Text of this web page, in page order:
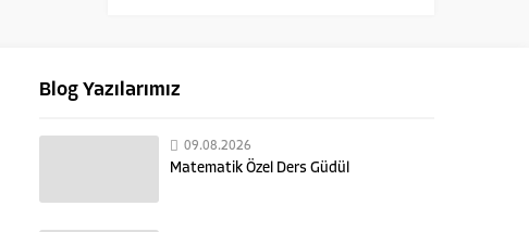
Blog Yazılarımız
09.08.2026
Matematik Özel Ders Güdül